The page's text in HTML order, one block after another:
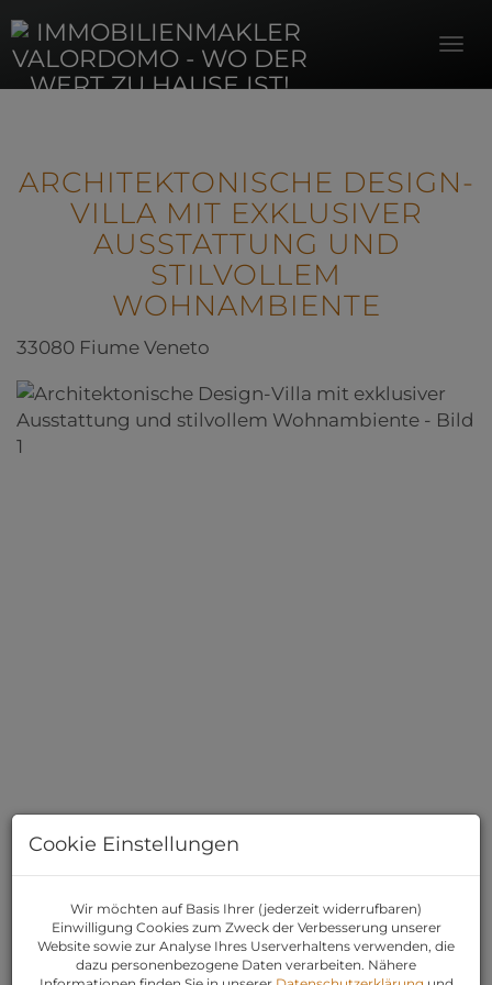
ARCHITEKTONISCHE DESIGN-
VILLA MIT EXKLUSIVER
AUSSTATTUNG UND
STILVOLLEM
WOHNAMBIENTE
33080 Fiume Veneto
BESCHREIBUNG
Valordomo Immobilienfreut sich - in
Cookie Einstellungen
Wir möchten auf Basis Ihrer (jederzeit widerrufbaren)
Einwilligung Cookies zum Zweck der Verbesserung unserer
Website sowie zur Analyse Ihres Userverhaltens verwenden, die
dazu personenbezogene Daten verarbeiten. Nähere